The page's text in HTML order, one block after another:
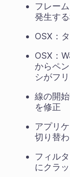
フレー
発生す
OSX：
OSX：
からペ
シがフ
線の開
を修正
アプリ
切り替
フィル
にクラ